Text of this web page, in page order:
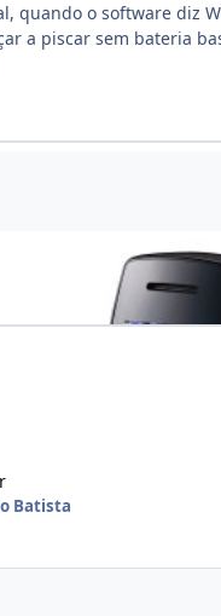
quando o software diz
a piscar sem bateria
Batista